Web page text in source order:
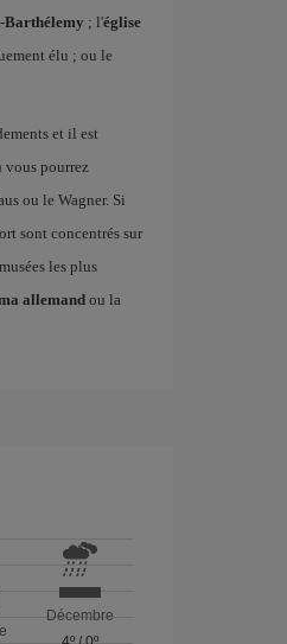
Barthélemy ; l'église
élu ; ou le
et il est
vous pourrez
ou le Wagner. Si
sont concentrés sur
les plus
allemandou la
Décembre